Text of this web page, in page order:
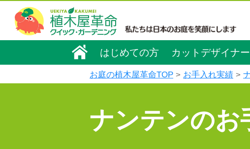
はじめての方 カットデザイナー
お庭の植木屋革命TOP お手入れ実績
ナンテンのお